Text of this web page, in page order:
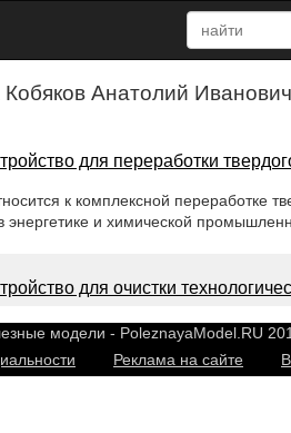
Анатолий
для переработки
к комплексной переработке
энергетике и химической
для очистки
модели - PoleznayaModel.RU
Реклама на сайте